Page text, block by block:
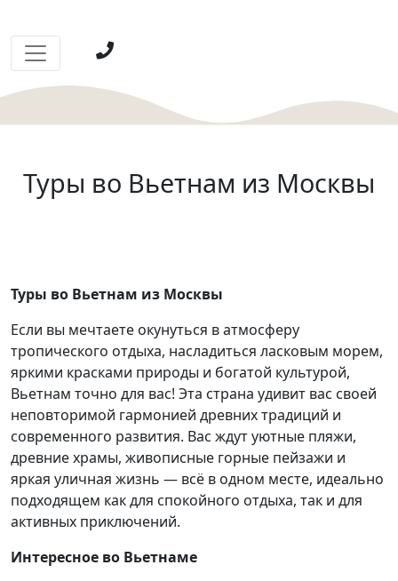
Туры во Вьетнам из Москвы
Туры во Вьетнам из Москвы
Если вы мечтаете окунуться в атмосферу
тропического отдыха, насладиться ласковым морем,
яркими красками природы и богатой культурой,
Вьетнам точно для вас! Эта страна удивит вас своей
неповторимой гармонией древних традиций и
современного развития. Вас ждут уютные пляжи,
древние храмы, живописные горные пейзажи и
яркая уличная жизнь — всё в одном месте, идеально
подходящем как для спокойного отдыха, так и для
активных приключений.
Интересное во Вьетнаме